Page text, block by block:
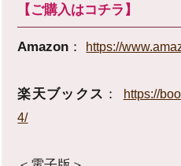
【ご購入はコチラ】
Amazon ： https://
楽天ブックス ：
https://
4/